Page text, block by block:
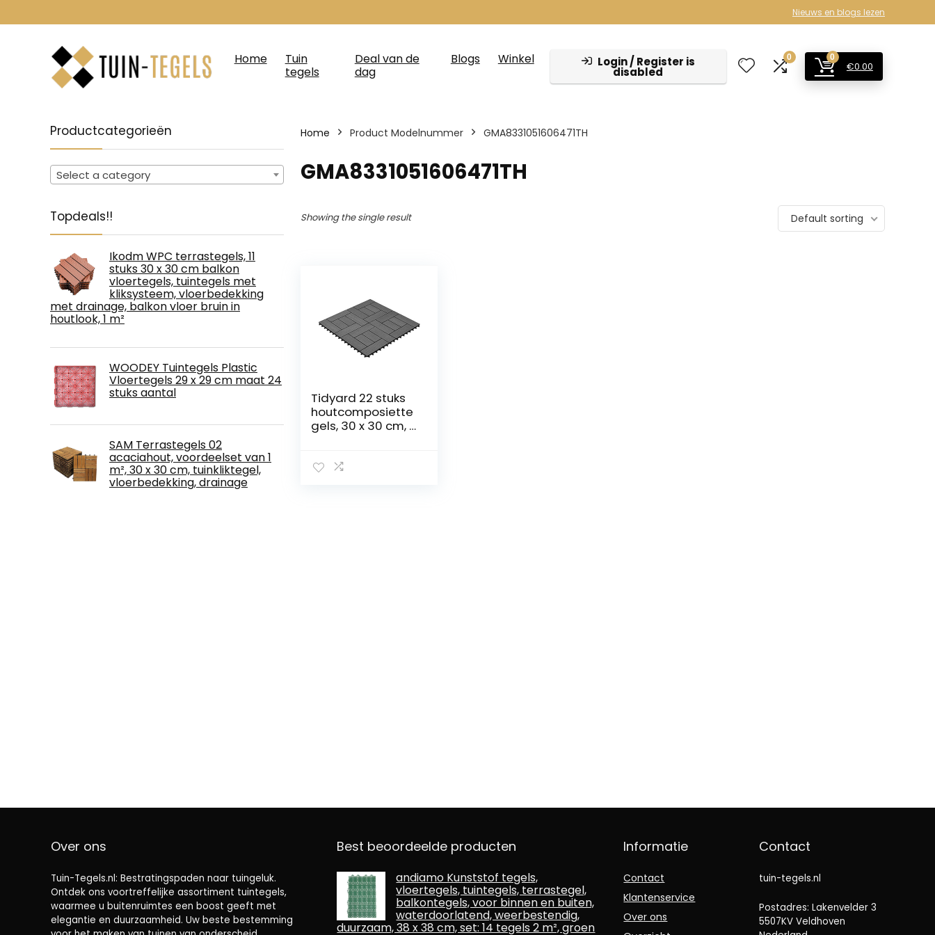
Nieuws en blogs lezen
Home
Tuin
tegels
Deal van de
dag
Blogs Winkel Login / Register is
disabled
0 0
€0.00
Productcategorieën
Select a category
Topdeals!!
Ikodm WPC terrastegels, 11
stuks 30 x 30 cm balkon
vloertegels, tuintegels met
kliksysteem, vloerbedekking
met drainage, balkon vloer bruin in
houtlook, 1 m²
WOODEY Tuintegels Plastic
Vloertegels 29 x 29 cm maat 24
stuks aantal
SAM Terrastegels 02
acaciahout, voordeelset van 1
m², 30 x 30 cm, tuinkliktegel,
vloerbedekking, drainage
Home Product Modelnummer ‎GMA8331051606471TH
‎GMA8331051606471TH
Showing the single result Default sorting
Tidyard 22 stuks
houtcomposiette
gels, 30 x 30 cm, 2
vloertegels,
Over ons
Tuin-Tegels.nl: Bestratingspaden naar tuingeluk.
Ontdek ons ​​voortreffelijke assortiment tuintegels,
waarmee u buitenruimtes een boost geeft met
elegantie en duurzaamheid. Uw beste bestemming
Best beoordeelde producten
andiamo Kunststof tegels,
vloertegels, tuintegels, terrastegel,
balkontegels, voor binnen en buiten,
waterdoorlatend, weerbestendig,
duurzaam, 38 x 38 cm, set: 14 tegels 2 m², groen
Informatie
Contact
Klantenservice
Over ons
Contact
tuin-tegels.nl
Postadres: Lakenvelder 3
5507KV Veldhoven